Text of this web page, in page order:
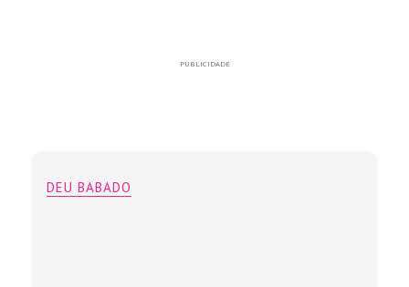
PUBLICIDADE
DEU BABADO